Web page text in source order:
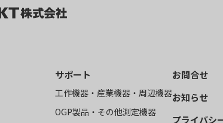
サポート
工作機器・産業機器・周辺機器
OGP製品・その他測定機器
お問合せ
お知らせ
プライバシ